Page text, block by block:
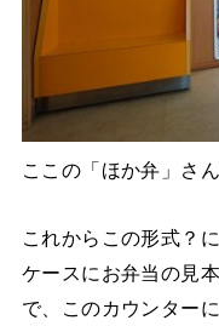
ここの「ほか弁」さ
これからこの形式？
ケースにお弁当の見
で、このカウンター